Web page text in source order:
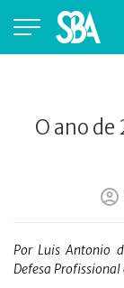
para encontrá-
O ano
Por Luis Antonio
Defesa Profissional